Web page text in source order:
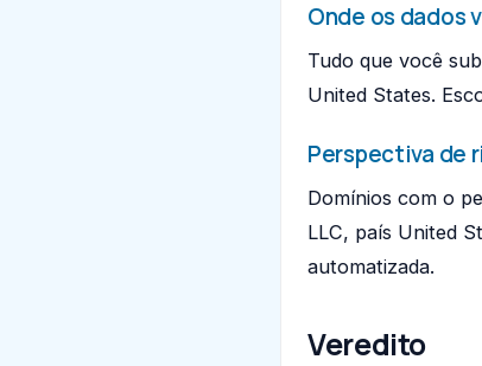
Onde os dados
Tudo que você
United States.
Perspectiva de
Domínios com o
LLC, país United
automatizada.
Veredito